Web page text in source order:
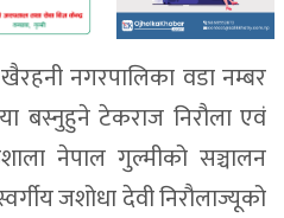
नगरपालिका वडा नम्बर
बस्नुहुने टेकराज निरौला एवं
नेपाल गुल्मीको सञ्चालन
जशोधा देवी निरौलाज्यूको